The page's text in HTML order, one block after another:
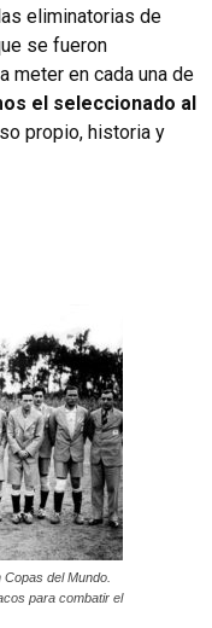
eliminatorias de
se fueron
meter en cada una de
el seleccionado al
propio, historia y
del Mundo.
para combatir el